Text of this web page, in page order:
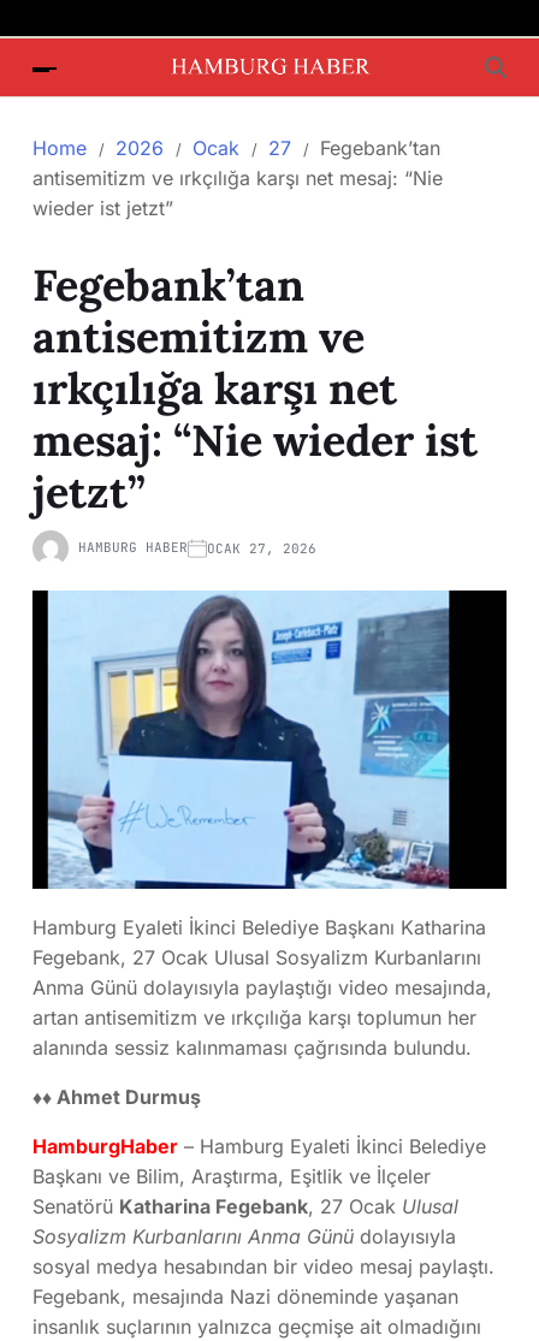
Home 2026 Ocak 27
Fegebank’tan
antisemitizm ve ırkçılığa karşı net mesaj: “Nie
wieder ist jetzt”
Fegebank’tan
antisemitizm ve
ırkçılığa karşı net
mesaj: “Nie wieder ist
jetzt”
HAMBURG HABER OCAK 27, 2026
Hamburg Eyaleti İkinci Belediye Başkanı Katharina
Fegebank, 27 Ocak Ulusal Sosyalizm Kurbanlarını
Anma Günü dolayısıyla paylaştığı video mesajında,
artan antisemitizm ve ırkçılığa karşı toplumun her
alanında sessiz kalınmaması çağrısında bulundu.
♦♦ Ahmet Durmuş
HamburgHaber – Hamburg Eyaleti İkinci Belediye
Başkanı ve Bilim, Araştırma, Eşitlik ve İlçeler
Senatörü Katharina Fegebank, 27 Ocak Ulusal
Sosyalizm Kurbanlarını Anma Günü dolayısıyla
sosyal medya hesabından bir video mesaj paylaştı.
Fegebank, mesajında Nazi döneminde yaşanan
insanlık suçlarının yalnızca geçmişe ait olmadığını